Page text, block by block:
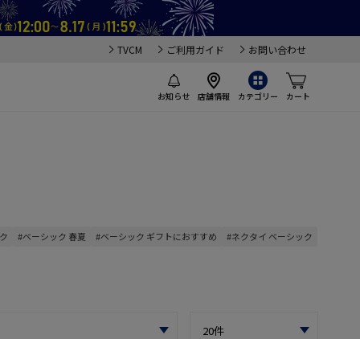
TVCM ご利用ガイド お問い合わせ
お知らせ 店舗情報 カテゴリー カート
#ベーシック 春夏 #ベーシック ギフトにおすすめ #ネクタイ ベーシック